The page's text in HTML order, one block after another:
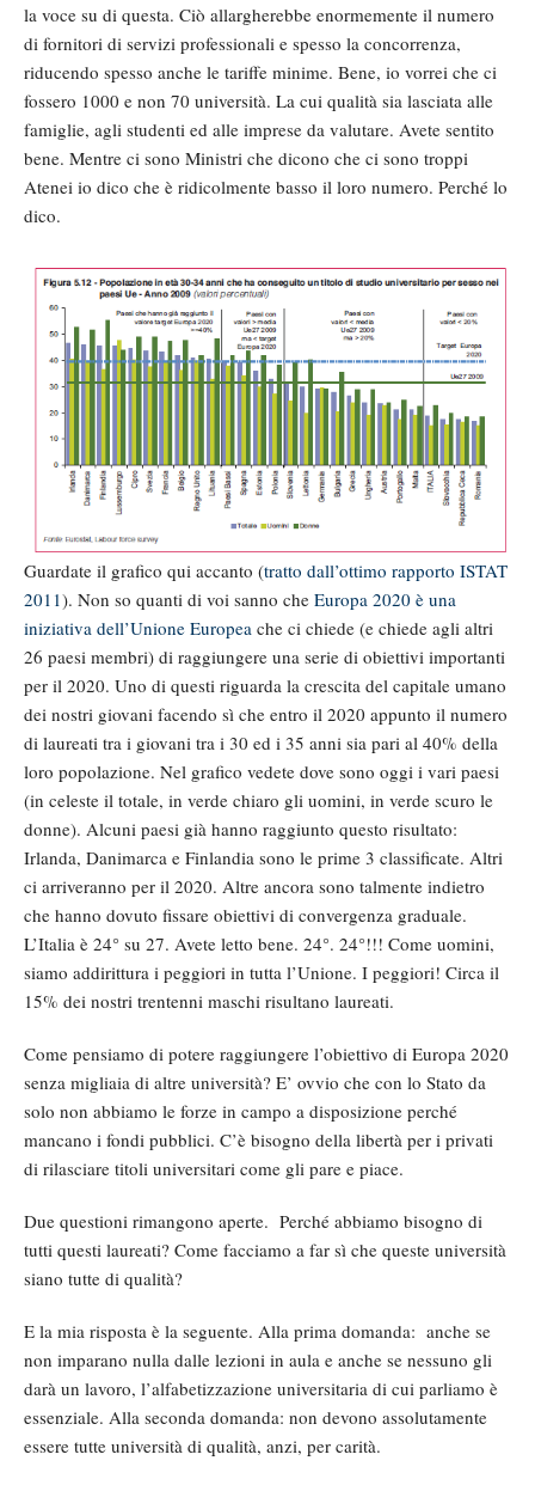
la voce su di questa. Ciò allargherebbe enormemente il numero
di fornitori di servizi professionali e spesso la concorrenza,
riducendo spesso anche le tariffe minime. Bene, io vorrei che ci
fossero 1000 e non 70 università. La cui qualità sia lasciata alle
famiglie, agli studenti ed alle imprese da valutare. Avete sentito
bene. Mentre ci sono Ministri che dicono che ci sono troppi
Atenei io dico che è ridicolmente basso il loro numero. Perché lo
dico.
Guardate il grafico qui accanto (tratto dall’ottimo rapporto ISTAT
2011). Non so quanti di voi sanno che Europa 2020 è una
iniziativa dell’Unione Europea che ci chiede (e chiede agli altri
26 paesi membri) di raggiungere una serie di obiettivi importanti
per il 2020. Uno di questi riguarda la crescita del capitale umano
dei nostri giovani facendo sì che entro il 2020 appunto il numero
di laureati tra i giovani tra i 30 ed i 35 anni sia pari al 40% della
loro popolazione. Nel grafico vedete dove sono oggi i vari paesi
(in celeste il totale, in verde chiaro gli uomini, in verde scuro le
donne). Alcuni paesi già hanno raggiunto questo risultato:
Irlanda, Danimarca e Finlandia sono le prime 3 classificate. Altri
ci arriveranno per il 2020. Altre ancora sono talmente indietro
che hanno dovuto fissare obiettivi di convergenza graduale.
L’Italia è 24° su 27. Avete letto bene. 24°. 24°!!! Come uomini,
siamo addirittura i peggiori in tutta l’Unione. I peggiori! Circa il
15% dei nostri trentenni maschi risultano laureati.
Come pensiamo di potere raggiungere l’obiettivo di Europa 2020
senza migliaia di altre università? E’ ovvio che con lo Stato da
solo non abbiamo le forze in campo a disposizione perché
mancano i fondi pubblici. C’è bisogno della libertà per i privati
di rilasciare titoli universitari come gli pare e piace.
Due questioni rimangono aperte. Perché abbiamo bisogno di
tutti questi laureati? Come facciamo a far sì che queste università
siano tutte di qualità?
E la mia risposta è la seguente. Alla prima domanda: anche se
non imparano nulla dalle lezioni in aula e anche se nessuno gli
darà un lavoro, l’alfabetizzazione universitaria di cui parliamo è
essenziale. Alla seconda domanda: non devono assolutamente
essere tutte università di qualità, anzi, per carità.